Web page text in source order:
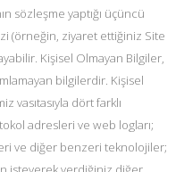
sözleşme yaptığı üçüncü
(örneğin, ziyaret ettiğiniz Site
Kişisel Olmayan Bilgiler,
bilgilerdir. Kişisel
vasıtasıyla dört farklı
adresleri ve web logları;
ve diğer benzeri teknolojiler;